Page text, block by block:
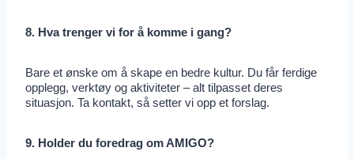
8. Hva trenger vi for å komme i gang?
Bare et ønske om å skape en bedre kultur. Du får ferdige
opplegg, verktøy og aktiviteter – alt tilpasset deres
situasjon. Ta kontakt, så setter vi opp et forslag.
9. Holder du foredrag om AMIGO?